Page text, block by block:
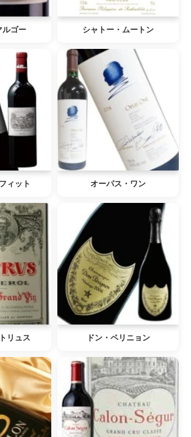
ルゴー シャトー・ムートン
ィット オーパス・ワン
リュス ドン・ペリニョン